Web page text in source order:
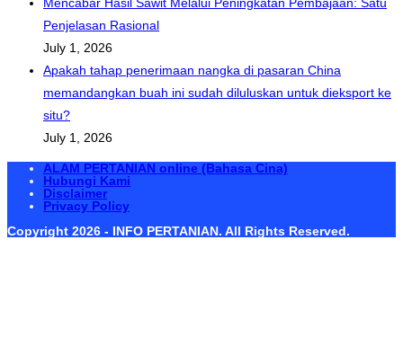
Penjelasan Rasional
July 1, 2026
Apakah tahap penerimaan nangka di pasaran China
memandangkan buah ini sudah diluluskan untuk dieksport ke
situ?
July 1, 2026
ALAM PERTANIAN online (Bahasa Cina)
Hubungi Kami
Disclaimer
Privacy Policy
Copyright 2026 - INFO PERTANIAN. All Rights Reserved.